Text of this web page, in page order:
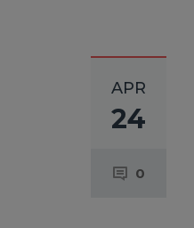
APR
24
0